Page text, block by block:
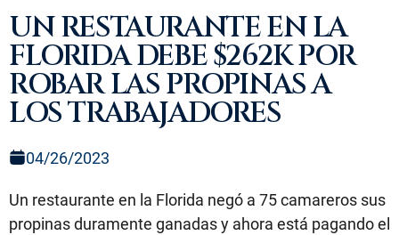
UN RESTAURANTE EN LA
FLORIDA DEBE $262K POR
ROBAR LAS PROPINAS A
LOS TRABAJADORES
04/26/2023
Un restaurante en la Florida negó a 75 camareros sus
propinas duramente ganadas y ahora está pagando el